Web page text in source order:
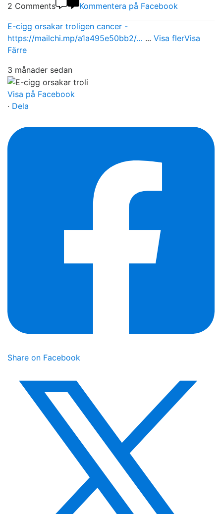
2 Comments Kommentera på Facebook
E-cigg orsakar troligen cancer -
https://mailchi.mp/a1a495e50bb2/… ... Visa flerVisa
Färre
3 månader sedan
Visa på Facebook
· Dela
Share on Facebook